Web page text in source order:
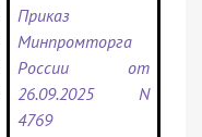
Приказ
Минпромторга
России от
26.09.2025 N
4769